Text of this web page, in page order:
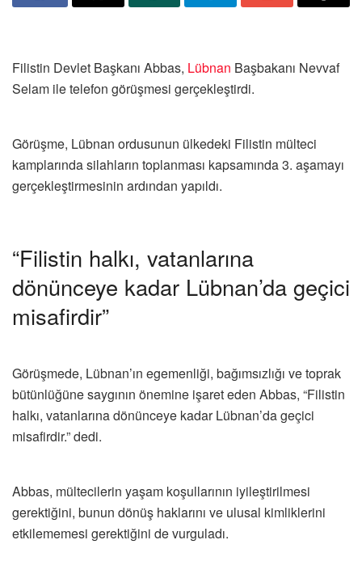
Filistin Devlet Başkanı Abbas, Lübnan Başbakanı Nevvaf
Selam ile telefon görüşmesi gerçekleştirdi.
Görüşme, Lübnan ordusunun ülkedeki Filistin mülteci
kamplarında silahların toplanması kapsamında 3. aşamayı
gerçekleştirmesinin ardından yapıldı.
“Filistin halkı, vatanlarına
dönünceye kadar Lübnan’da geçici
misafirdir”
Görüşmede, Lübnan’ın egemenliği, bağımsızlığı ve toprak
bütünlüğüne saygının önemine işaret eden Abbas, “Filistin
halkı, vatanlarına dönünceye kadar Lübnan’da geçici
misafirdir.” dedi.
Abbas, mültecilerin yaşam koşullarının iyileştirilmesi
gerektiğini, bunun dönüş haklarını ve ulusal kimliklerini
etkilememesi gerektiğini de vurguladı.